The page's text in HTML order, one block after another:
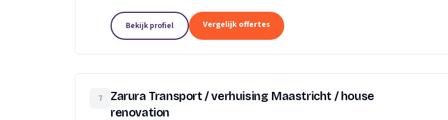
Bekijk profiel Vergelijk offertes
7
Zarura Transport / verhuising Maastricht / house
renovation